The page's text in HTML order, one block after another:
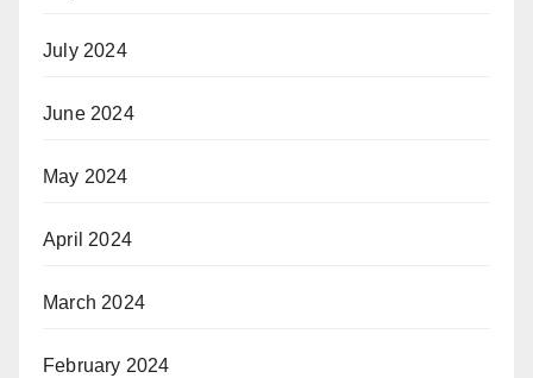
July 2024
June 2024
May 2024
April 2024
March 2024
February 2024